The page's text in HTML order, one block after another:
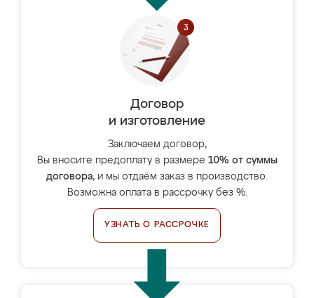
Договор
и изготовление
Заключаем договор,
Вы вносите предоплату в размере 10% от суммы
договора, и мы отдаём заказ в производство.
Возможна оплата в рассрочку без %.
УЗНАТЬ О РАССРОЧКЕ